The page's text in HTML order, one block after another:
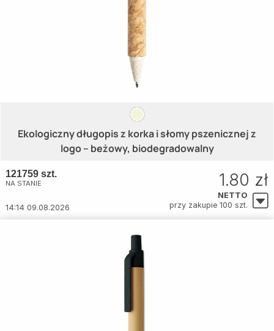
Ekologiczny długopis z korka i słomy pszenicznej z
logo – beżowy, biodegradowalny
121759 szt.
NA STANIE
14:14 09.08.2026
1.80 zł
NETTO
przy zakupie 100 szt.